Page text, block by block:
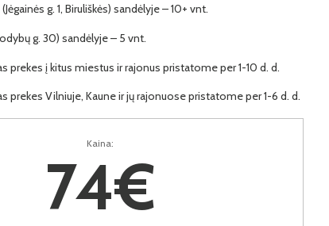
g. 1, Biruliškės) sandėlyje – 10+ vnt.
g. 30) sandėlyje – 5 vnt.
prekes į kitus miestus ir rajonus pristatome per 1-10 d. d.
prekes Vilniuje, Kaune ir jų rajonuose pristatome per 1-6 d. d.
Kaina:
74€